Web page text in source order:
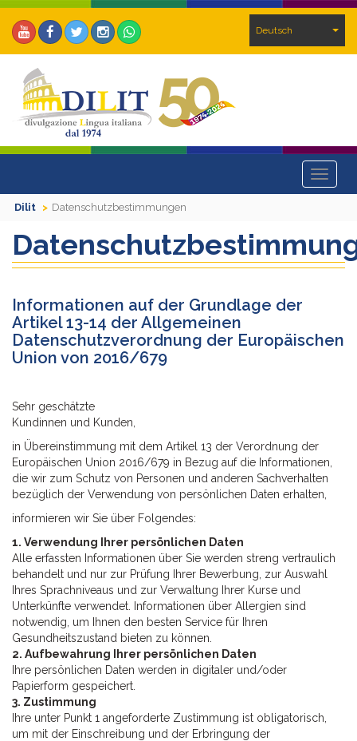
Deutsch
Toggle
Dilit
Datenschutzbestimmungen
Informationen auf der Grundlage der
Artikel 13-14 der Allgemeinen
Datenschutzverordnung der Europäischen
Union von 2016/679
Sehr geschätzte
Kundinnen und Kunden,
in Übereinstimmung mit dem Artikel 13 der Verordnung der
Europäischen Union 2016/679 in Bezug auf die Informationen,
die wir zum Schutz von Personen und anderen Sachverhalten
bezüglich der Verwendung von persönlichen Daten erhalten,
informieren wir Sie über Folgendes:
1. Verwendung Ihrer persönlichen Daten
Alle erfassten Informationen über Sie werden streng vertraulich
behandelt und nur zur Prüfung Ihrer Bewerbung, zur Auswahl
Ihres Sprachniveaus und zur Verwaltung Ihrer Kurse und
Unterkünfte verwendet. Informationen über Allergien sind
notwendig, um Ihnen den besten Service für Ihren
Gesundheitszustand bieten zu können.
2. Aufbewahrung Ihrer persönlichen Daten
Ihre persönlichen Daten werden in digitaler und/oder
Papierform gespeichert.
3. Zustimmung
Ihre unter Punkt 1 angeforderte Zustimmung ist obligatorisch,
um mit der Einschreibung und der Erbringung der